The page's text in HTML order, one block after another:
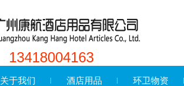
13418004163
关于我们 酒店用品 环卫物资